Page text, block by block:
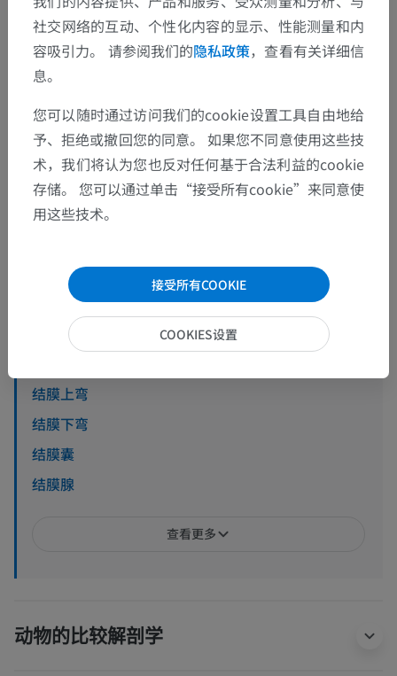
人体解剖学2
人体解剖学1
人体神经解剖学
感觉器官> Organum visuale> 辅助视觉结构>
结膜
结膜半月皱襞
球结膜
结膜上弯
结膜下弯
结膜囊
结膜腺
查看更多
动物的比较解剖学
社交网络的互动、个性化内容的显示、性能测量和内
容吸引力。 请参阅我们的隐私政策，查看有关详细信
息。
您可以随时通过访问我们的cookie设置工具自由地给
予、拒绝或撤回您的同意。 如果您不同意使用这些技
术，我们将认为您也反对任何基于合法利益的cookie
存储。 您可以通过单击“接受所有cookie”来同意使
用这些技术。
接受所有COOKIE
COOKIES设置